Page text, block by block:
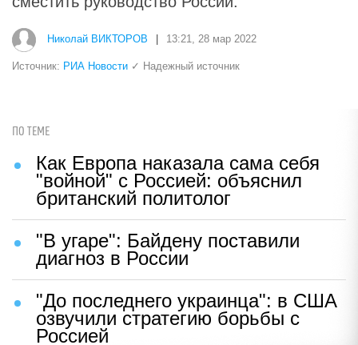
Николай ВИКТОРОВ 13:21, 28 мар 2022
Источник: РИА Новости ✓ Надежный источник
ПО ТЕМЕ
Как Европа наказала сама себя
"войной" с Россией: объяснил
британский политолог
"В угаре": Байдену поставили
диагноз в России
"До последнего украинца": в США
озвучили стратегию борьбы с
Россией